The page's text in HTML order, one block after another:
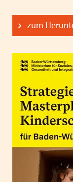
zum